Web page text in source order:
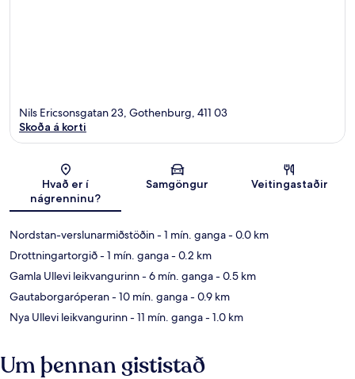
Kort
Nils Ericsonsgatan 23, Gothenburg, 411 03
Skoða á korti
Hvað er í
nágrenninu?
Samgöngur Veitingastaðir
Nordstan-verslunarmiðstöðin- 1 mín. ganga- 0.0 km
Drottningartorgið- 1 mín. ganga- 0.2 km
Gamla Ullevi leikvangurinn- 6 mín. ganga- 0.5 km
Gautaborgaróperan- 10 mín. ganga- 0.9 km
Nya Ullevi leikvangurinn- 11 mín. ganga- 1.0 km
Um þennan gististað